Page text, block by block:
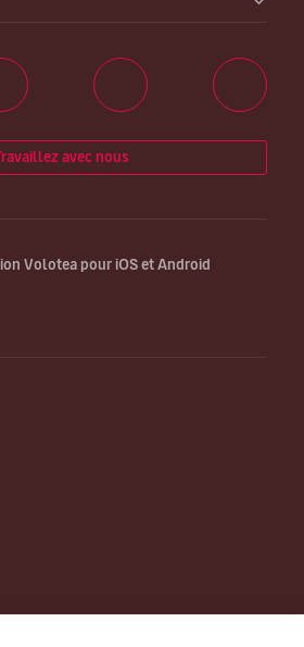
avec nous
Volotea pour iOS et Android